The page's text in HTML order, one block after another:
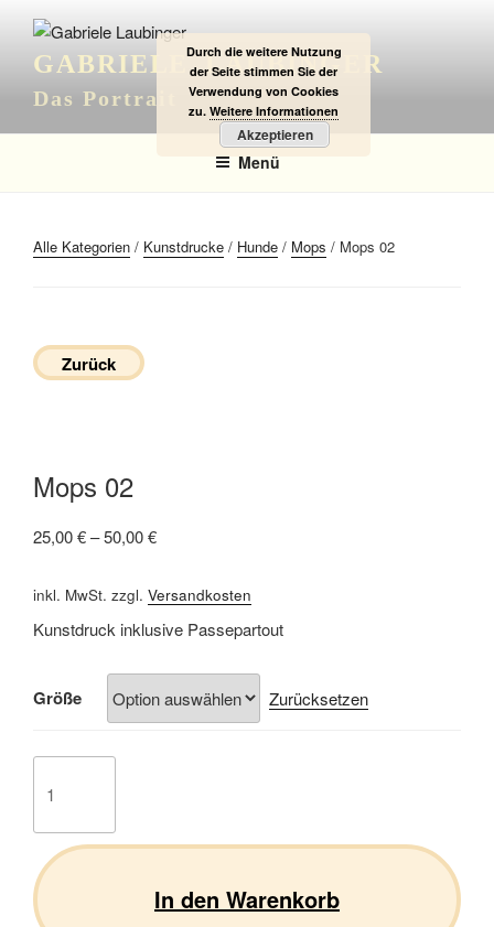
Inhalt
springenGABRIELE LAUBINGER
Das Portrait
Menü
Alle Kategorien / Kunstdrucke / Hunde / Mops / Mops 02
Zurück
Mops 02
25,00€–50,00€
inkl. MwSt. zzgl. Versandkosten
Kunstdruck inklusive Passepartout
Größe Zurücksetzen
02
In den Warenkorb
Durch die weitere Nutzung
der Seite stimmen Sie der
Verwendung von Cookies
zu. Weitere Informationen
Akzeptieren